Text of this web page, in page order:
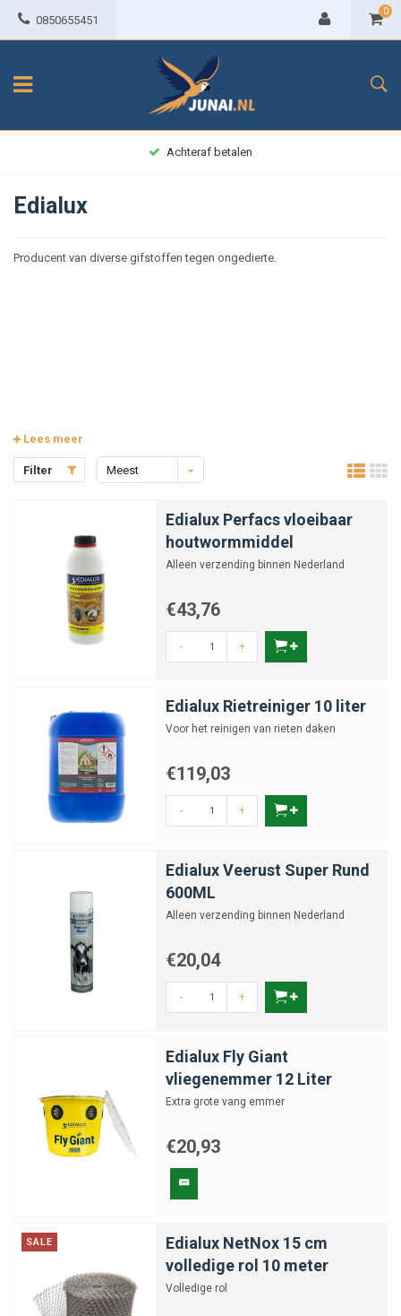
0850655451
0
Achteraf betalen
Edialux
Producent van diverse gifstoffen tegen ongedierte.
Lees meer
Filter
Meest
Edialux Perfacs vloeibaar
houtwormmiddel
Alleen verzending binnen Nederland
€43,76
- +
Edialux Rietreiniger 10 liter
Voor het reinigen van rieten daken
€119,03
- +
Edialux Veerust Super Rund
600ML
Alleen verzending binnen Nederland
€20,04
- +
Edialux Fly Giant
vliegenemmer 12 Liter
Extra grote vang emmer
€20,93
SALE
Edialux NetNox 15 cm
volledige rol 10 meter
Volledige rol